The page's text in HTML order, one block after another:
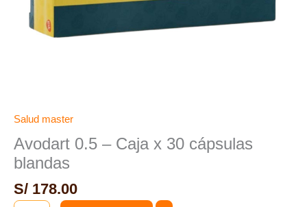
Salud master
Avodart 0.5 – Caja x 30 cápsulas
blandas
S/ 178.00